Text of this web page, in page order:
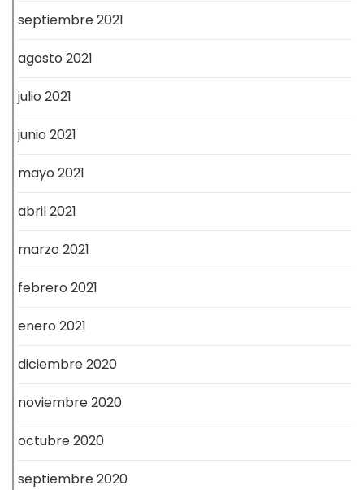
septiembre 2021
agosto 2021
julio 2021
junio 2021
mayo 2021
abril 2021
marzo 2021
febrero 2021
enero 2021
diciembre 2020
noviembre 2020
octubre 2020
septiembre 2020